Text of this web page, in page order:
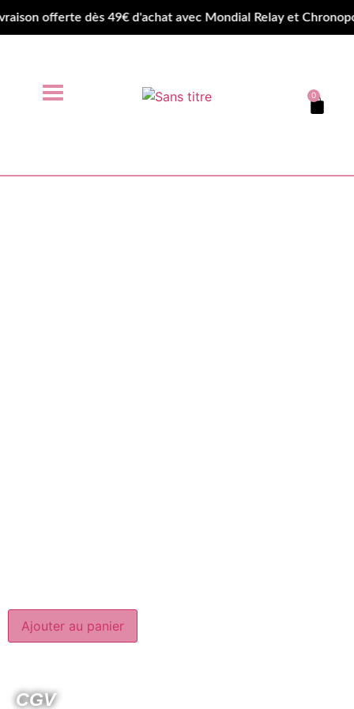
offerte dès 49€ d'achat avec Mondial Relay et
0
Ajouter au panier
CGV